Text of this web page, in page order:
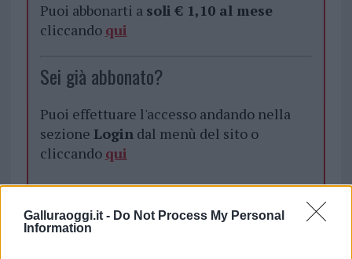
Galluraoggi.it - Do Not Process My Personal
Information
Puoi abbonarti a soli € 1,10 al mese
cliccando qui
Sei già abbonato?
Puoi effettuare l'accesso andando nella
sezione Logindal menù del sito o
cliccando qui
TEMI: Lavori Lidl Olbia Lidl Olbia
Notizie Olbia
Notizie Sardegna